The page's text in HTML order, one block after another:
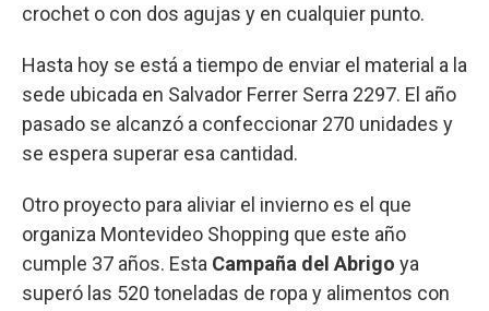
crochet o con dos agujas y en cualquier punto.
Hasta hoy se está a tiempo de enviar el material a la
sede ubicada en Salvador Ferrer Serra 2297. El año
pasado se alcanzó a confeccionar 270 unidades y
se espera superar esa cantidad.
Otro proyecto para aliviar el invierno es el que
organiza Montevideo Shopping que este año
cumple 37 años. Esta Campaña del Abrigo ya
superó las 520 toneladas de ropa y alimentos con